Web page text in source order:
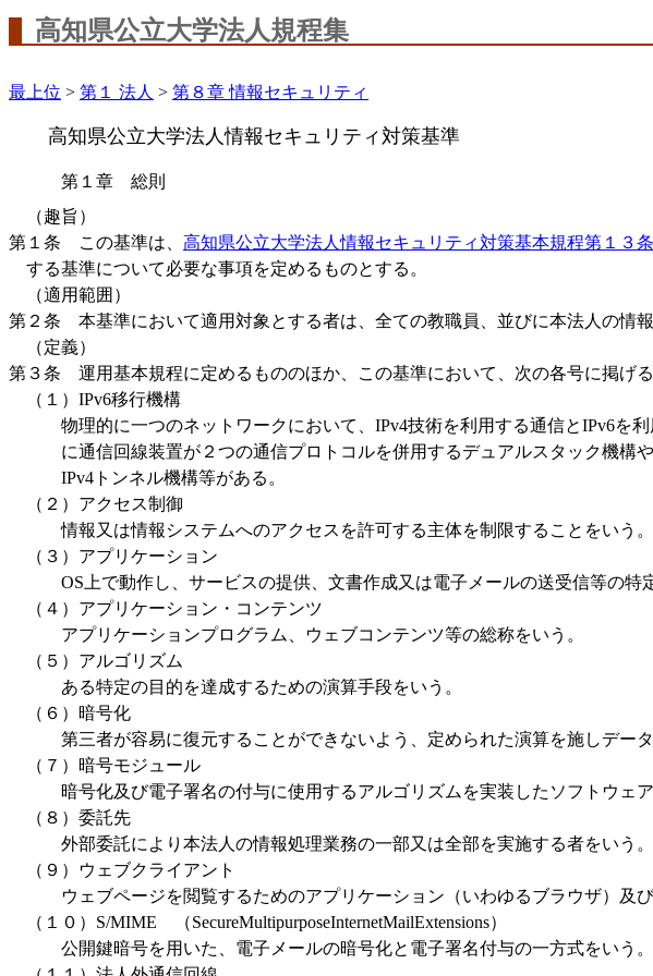
高知県公立大学法人規程集
最上位 > 第１ 法人 > 第８章 情報セキュリティ
高知県公立大学法人情報セキュリティ対策基準
第１章 総則
（趣旨）
第１条 この基準は、 高知県公立大学法人情報セキュリティ対策基本規程第１３条
する基準について必要な事項を定めるものとする。
（適用範囲）
第２条 本基準において適用対象とする者は、全ての教職員、並びに本法人の情
（定義）
第３条 運用基本規程に定めるもののほか、この基準において、次の各号に掲げ
（１）IPv6移行機構
物理的に一つのネットワークにおいて、IPv4技術を利用する通信とIPv6を
に通信回線装置が２つの通信プロトコルを併用するデュアルスタック機構
IPv4トンネル機構等がある。
（２）アクセス制御
情報又は情報システムへのアクセスを許可する主体を制限することをいう。
（３）アプリケーション
OS上で動作し、サービスの提供、文書作成又は電子メールの送受信等の特
（４）アプリケーション・コンテンツ
アプリケーションプログラム、ウェブコンテンツ等の総称をいう。
（５）アルゴリズム
ある特定の目的を達成するための演算手段をいう。
（６）暗号化
第三者が容易に復元することができないよう、定められた演算を施しデータ
（７）暗号モジュール
暗号化及び電子署名の付与に使用するアルゴリズムを実装したソフトウェア
（８）委託先
外部委託により本法人の情報処理業務の一部又は全部を実施する者をいう。
（９）ウェブクライアント
ウェブページを閲覧するためのアプリケーション（いわゆるブラウザ）及び
（１０）S/MIME （SecureMultipurposeInternetMailExtensions）
公開鍵暗号を用いた、電子メールの暗号化と電子署名付与の一方式をいう。